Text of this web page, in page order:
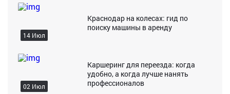
14 Июл
Краснодар на колесах: гид по
поиску машины в аренду
02 Июл
Каршеринг для переезда: когда
удобно, а когда лучше нанять
профессионалов